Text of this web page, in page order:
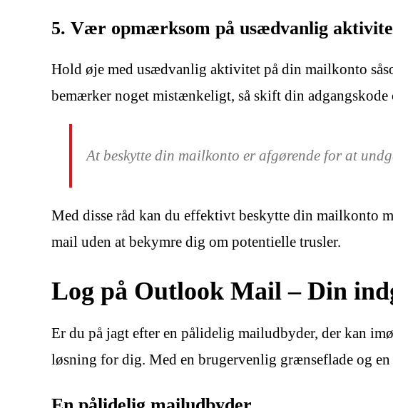
5. Vær opmærksom på usædvanlig
Hold øje med usædvanlig aktivitet på din mailkonto
bemærker noget mistænkeligt, så skift din
At beskytte din mailkonto er afgørende for at
Med disse råd kan du effektivt beskytte din mailkonto
mail uden at bekymre dig om potentielle trusler.
Log på Outlook Mail – Din
Er du på jagt efter en pålidelig mailudbyder, der kan
løsning for dig. Med en brugervenlig grænseflade og